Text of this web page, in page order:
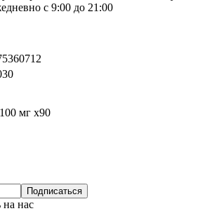
с 9:00 до 21:00
мг х90
нас